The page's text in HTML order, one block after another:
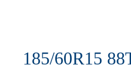
185/60R15